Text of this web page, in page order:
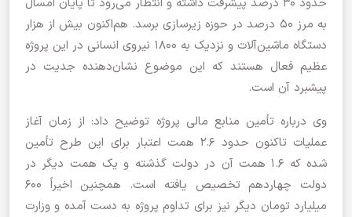
به مرز ۵۰ درصد در حوزه زیرسازی برسد. هم‌اکنون بیش از هزار
دستگاه ماشین‌آلات و نزدیک به ۱۸۰۰ نیروی انسانی در این پروژه
عظیم فعال هستند که این موضوع نشان‌دهنده جدیت در
پیشبرد آن است.
وی درباره تأمین منابع مالی پروژه توضیح داد: از زمان آغاز
عملیات تاکنون حدود ۲.۶ همت اعتبار برای این طرح تأمین
شده که ۱.۶ همت آن در دولت گذشته و یک همت دیگر در
دولت چهاردهم تخصیص یافته است. همچنین اخیراً ۶۰۰
میلیارد تومان دیگر نیز برای تداوم پروژه به دست آمده و وزارت